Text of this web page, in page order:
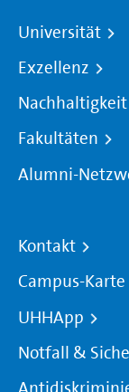
Universität
Exzellenz
Nachhaltigkeit
Fakultäten
Alumni-
Kontakt
Campus-Karte
UHHApp
Notfall &